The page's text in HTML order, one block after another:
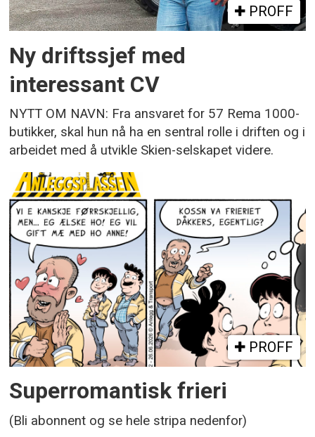
PROFF
Ny driftssjef med
interessant CV
NYTT OM NAVN: Fra ansvaret for 57 Rema 1000-
butikker, skal hun nå ha en sentral rolle i driften og i
arbeidet med å utvikle Skien-selskapet videre.
PROFF
Superromantisk frieri
(Bli abonnent og se hele stripa nedenfor)